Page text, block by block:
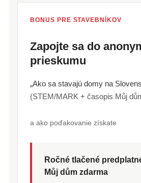
BONUS PRE STAVEBNÍKOV
Zapojte sa do
prieskumu
„Ako sa stavajú domy na
(STEM/MARK + časopis Můj
a ako poďakovanie získate
Ročné tlačené
Můj dům zdarma